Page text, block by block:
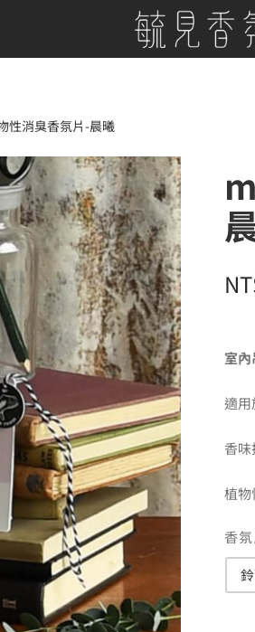
性消臭香氛片-晨曦
室
適
香
植物
香氛